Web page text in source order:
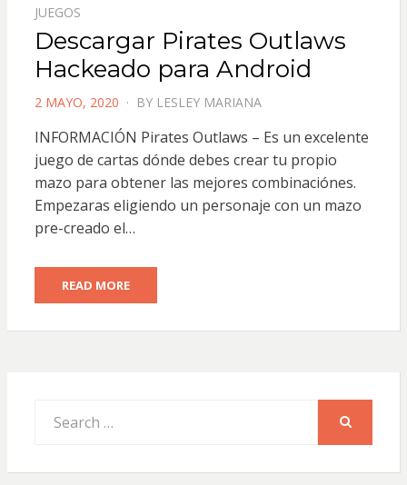
JUEGOS
Descargar Pirates Outlaws
Hackeado para Android
POSTED
2 MAYO, 2020 BY LESLEY MARIANA
INFORMACIÓN Pirates Outlaws – Es un excelente
juego de cartas dónde debes crear tu propio
mazo para obtener las mejores combinaciónes.
Empezaras eligiendo un personaje con un mazo
pre-creado el…
READ MORE
for: